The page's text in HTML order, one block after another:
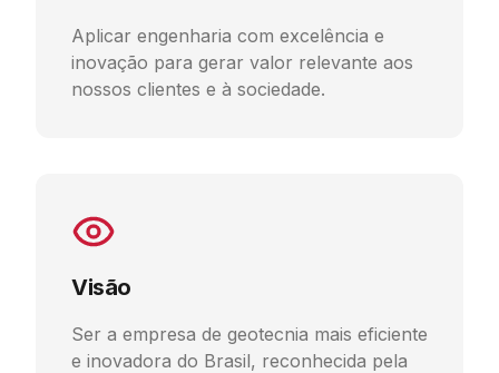
Aplicar engenharia com excelência e
inovação para gerar valor relevante aos
nossos clientes e à sociedade.
Visão
Ser a empresa de geotecnia mais eficiente
e inovadora do Brasil, reconhecida pela